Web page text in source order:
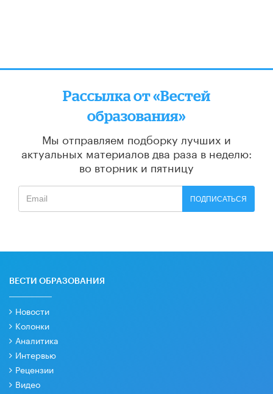
Рассылка от «Вестей
образования»
Мы отправляем подборку лучших и
актуальных материалов два раза в неделю:
во вторник и пятницу
ПОДПИСАТЬСЯ
ВЕСТИ ОБРАЗОВАНИЯ
Новости
Колонки
Аналитика
Интервью
Рецензии
Видео